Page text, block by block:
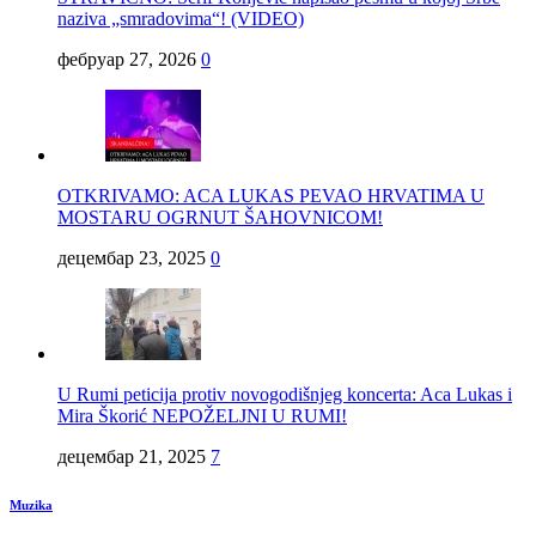
naziva „smradovima“! (VIDEO)
фебруар 27, 2026 0
OTKRIVAMO: ACA LUKAS PEVAO HRVATIMA U
MOSTARU OGRNUT ŠAHOVNICOM!
децембар 23, 2025 0
U Rumi peticija protiv novogodišnjeg koncerta: Aca Lukas i
Mira Škorić NEPOŽELJNI U RUMI!
децембар 21, 2025 7
Muzika